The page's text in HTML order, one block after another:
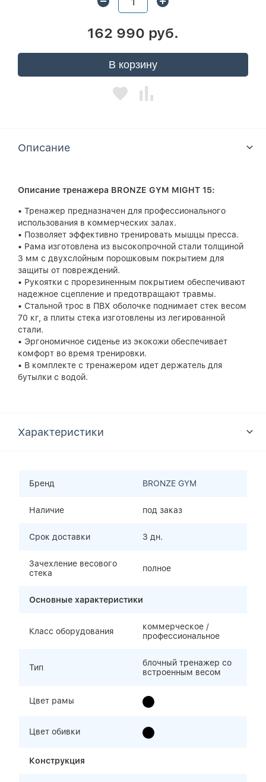
162 990 руб.
В корзину
Описание
Описание тренажера BRONZE GYM MIGHT 15:
• Тренажер предназначен для профессионального
использования в коммерческих залах.
• Позволяет эффективно тренировать мышцы пресса.
• Рама изготовлена из высокопрочной стали толщиной
3 мм с двухслойным порошковым покрытием для
защиты от повреждений.
• Рукоятки с прорезиненным покрытием обеспечивают
надежное сцепление и предотвращают травмы.
• Стальной трос в ПВХ оболочке поднимает стек весом
70 кг, а плиты стека изготовлены из легированной
стали.
• Эргономичное сиденье из экокожи обеспечивает
комфорт во время тренировки.
• В комплекте с тренажером идет держатель для
бутылки с водой.
Характеристики
Бренд BRONZE GYM
Наличие под заказ
Срок доставки 3 дн.
Зачехление весового
стека
полное
Основные характеристики
Класс оборудования
коммерческое /
профессиональное
Тип
блочный тренажер со
встроенным весом
Цвет рамы
Цвет обивки
Конструкция